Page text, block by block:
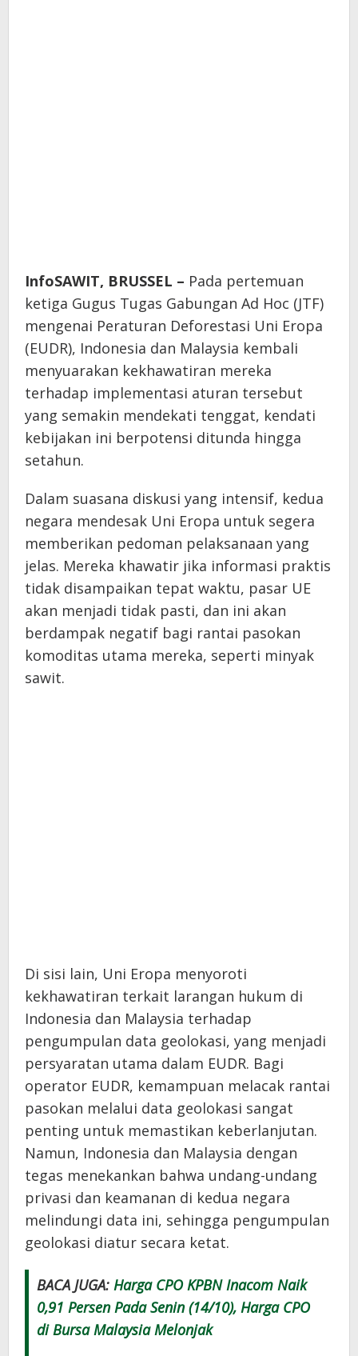
InfoSAWIT, BRUSSEL – Pada pertemuan
ketiga Gugus Tugas Gabungan Ad Hoc (JTF)
mengenai Peraturan Deforestasi Uni Eropa
(EUDR), Indonesia dan Malaysia kembali
menyuarakan kekhawatiran mereka
terhadap implementasi aturan tersebut
yang semakin mendekati tenggat, kendati
kebijakan ini berpotensi ditunda hingga
setahun.
Dalam suasana diskusi yang intensif, kedua
negara mendesak Uni Eropa untuk segera
memberikan pedoman pelaksanaan yang
jelas. Mereka khawatir jika informasi praktis
tidak disampaikan tepat waktu, pasar UE
akan menjadi tidak pasti, dan ini akan
berdampak negatif bagi rantai pasokan
komoditas utama mereka, seperti minyak
sawit.
Di sisi lain, Uni Eropa menyoroti
kekhawatiran terkait larangan hukum di
Indonesia dan Malaysia terhadap
pengumpulan data geolokasi, yang menjadi
persyaratan utama dalam EUDR. Bagi
operator EUDR, kemampuan melacak rantai
pasokan melalui data geolokasi sangat
penting untuk memastikan keberlanjutan.
Namun, Indonesia dan Malaysia dengan
tegas menekankan bahwa undang-undang
privasi dan keamanan di kedua negara
melindungi data ini, sehingga pengumpulan
geolokasi diatur secara ketat.
BACA JUGA: Harga CPO KPBN Inacom Naik
0,91 Persen Pada Senin (14/10), Harga CPO
di Bursa Malaysia Melonjak